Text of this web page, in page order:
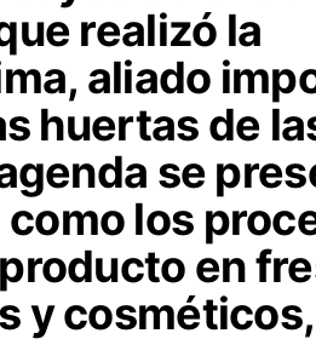
realizó la
aliado
huertas de
se
los
en
y